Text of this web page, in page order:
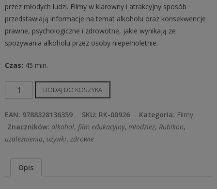
przez młodych ludzi. Filmy w klarowny i atrakcyjny sposób
przedstawiają informacje na temat alkoholu oraz konsekwencje
prawne, psychologiczne i zdrowotne, jakie wynikają ze
spożywania alkoholu przez osoby niepełnoletnie.
Czas: 45 min.
ilość
ALKOHOL
−
ZAGROŻENIA
DODAJ DO KOSZYKA
EAN: 9788328136359 SKU: RK-00926 Kategoria: Filmy
Znaczników: alkohol, film edukacyjny, młodzież, Rubikon,
uzależnienia, używki, zdrowie
Opis